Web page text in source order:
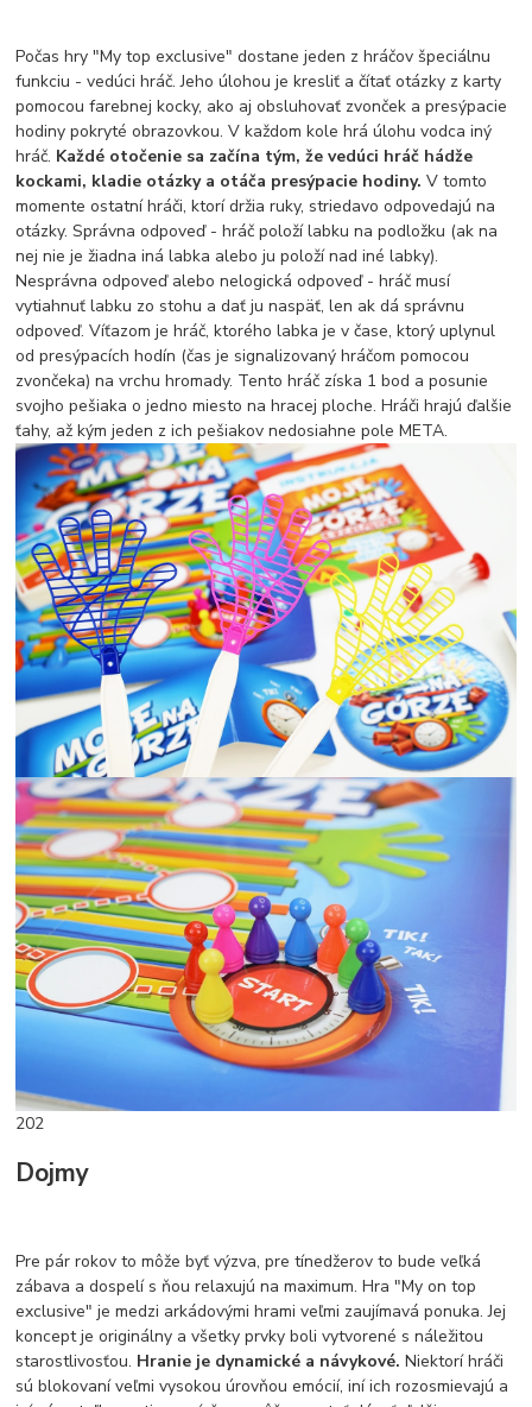
Počas hry "My top exclusive" dostane jeden z hráčov špeciálnu
funkciu - vedúci hráč. Jeho úlohou je kresliť a čítať otázky z karty
pomocou farebnej kocky, ako aj obsluhovať zvonček a presýpacie
hodiny pokryté obrazovkou. V každom kole hrá úlohu vodca iný
hráč. Každé otočenie sa začína tým, že vedúci hráč hádže
kockami, kladie otázky a otáča presýpacie hodiny.V tomto
momente ostatní hráči, ktorí držia ruky, striedavo odpovedajú na
otázky. Správna odpoveď - hráč položí labku na podložku (ak na
nej nie je žiadna iná labka alebo ju položí nad iné labky).
Nesprávna odpoveď alebo nelogická odpoveď - hráč musí
vytiahnuť labku zo stohu a dať ju naspäť, len ak dá správnu
odpoveď. Víťazom je hráč, ktorého labka je v čase, ktorý uplynul
od presýpacích hodín (čas je signalizovaný hráčom pomocou
zvončeka) na vrchu hromady. Tento hráč získa 1 bod a posunie
svojho pešiaka o jedno miesto na hracej ploche. Hráči hrajú ďalšie
ťahy, až kým jeden z ich pešiakov nedosiahne pole META.
202
Dojmy
Pre pár rokov to môže byť výzva, pre tínedžerov to bude veľká
zábava a dospelí s ňou relaxujú na maximum. Hra "My on top
exclusive" je medzi arkádovými hrami veľmi zaujímavá ponuka. Jej
koncept je originálny a všetky prvky boli vytvorené s náležitou
starostlivosťou. Hranie je dynamické a návykové.Niektorí hráči
sú blokovaní veľmi vysokou úrovňou emócií, iní ich rozosmievajú a